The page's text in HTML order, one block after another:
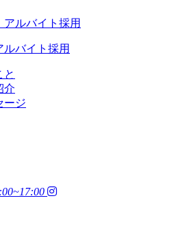
ルバイト採用
と
介
ージ